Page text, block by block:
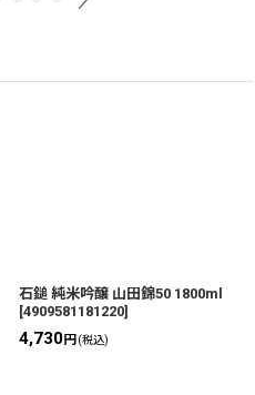
石鎚 純米吟醸 山田錦50 1800ml
[4909581181220]
4,730円(税込)